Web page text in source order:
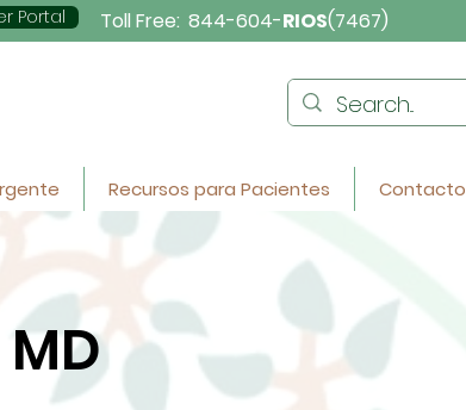
Portal Toll Free: 844-604-RIOS(7467)
Recursos para Pacientes Contacto